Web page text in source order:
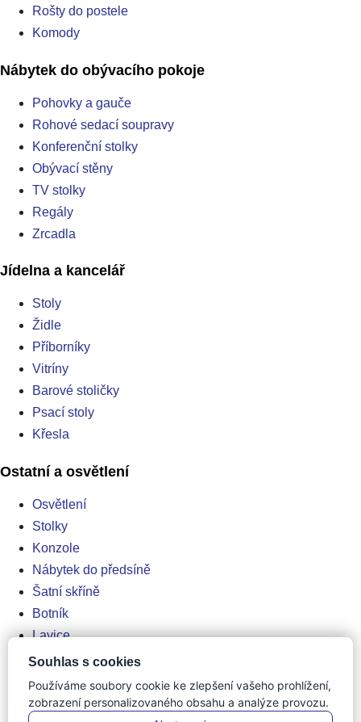
Rošty do postele
Komody
Nábytek do obývacího pokoje
Pohovky a gauče
Rohové sedací soupravy
Konferenční stolky
Obývací stěny
TV stolky
Regály
Zrcadla
Jídelna a kancelář
Stoly
Židle
Příborníky
Vitríny
Barové stoličky
Psací stoly
Křesla
Ostatní a osvětlení
Osvětlení
Stolky
Konzole
Nábytek do předsíně
Šatní skříně
Botník
Lavice
Pufy a podnožky
Truhly
Nástěnná police
Souhlas s cookies
Používáme soubory cookie ke zlepšení vašeho prohlížení,
zobrazení personalizovaného obsahu a analýze provozu.